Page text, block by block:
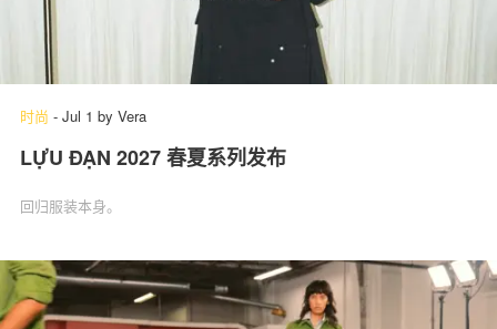
时尚 - Jul 1 by Vera
LỰU ĐẠN 2027 春夏系列发布
回归服装本身。